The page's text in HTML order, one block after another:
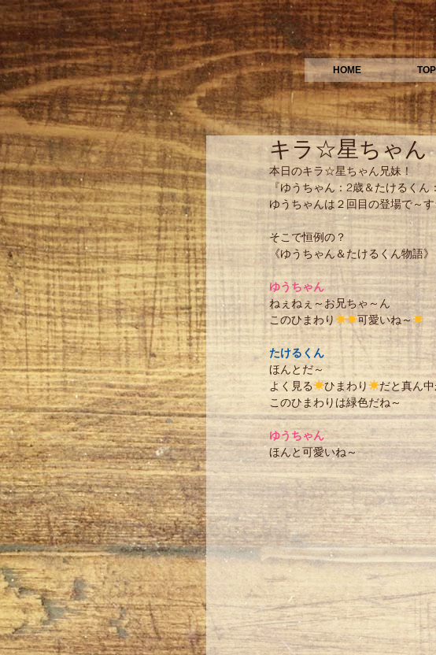
HOME
キラ☆星ちゃん
本日のキラ☆星ちゃん兄妹！
『ゆうちゃん：2歳＆たけるくん
ゆうちゃんは２回目の登場で～
そこで恒例の？
《ゆうちゃん＆たけるくん物語》
ゆうちゃん
ねぇねぇ～お兄ちゃ～ん
このひまわり☀☀可愛いね～☀
たけるくん
ほんとだ～
よく見る☀ひまわり☀だと真ん
このひまわりは緑色だね～
ゆうちゃん
ほんと可愛いね～